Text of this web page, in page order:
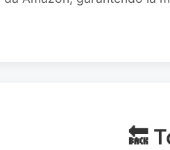
🔙